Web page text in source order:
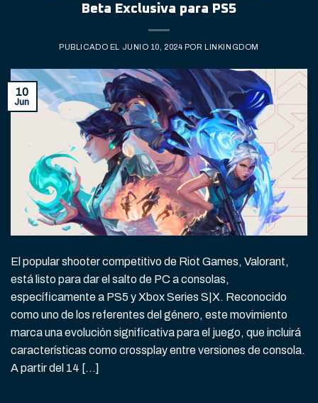
Beta Exclusiva para PS5
PUBLICADO EL JUNIO 10, 2024 POR LINKINGDOM
10
Jun
El popular shooter competitivo de Riot Games, Valorant,
está listo para dar el salto de PC a consolas,
específicamente a PS5 y Xbox Series S|X. Reconocido
como uno de los referentes del género, este movimiento
marca una evolución significativa para el juego, que incluirá
características como crossplay entre versiones de consola.
A partir del 14 […]